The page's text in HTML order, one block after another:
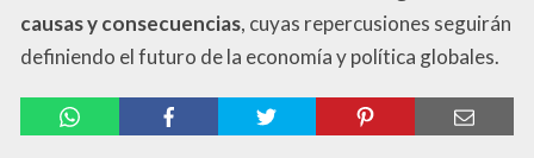
causas y consecuencias, cuyas repercusiones seguirán
definiendo el futuro de la economía y política globales.